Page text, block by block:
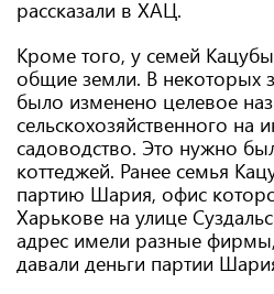
рассказали в ХАЦ.
Кроме того, у семей
общие земли. В некоторых
было изменено целевое
сельскохозяйственного на
садоводство. Это нужно
коттеджей. Ранее семья
партию Шария, офис
Харькове на улице
адрес имели разные
давали деньги партии